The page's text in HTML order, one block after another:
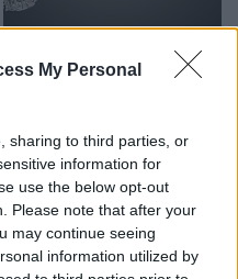
My Personal
sharing to third parties, or
information for
use the below opt-out
Please note that after your
may continue seeing
information utilized by
ÉKSZER, DRÁGAKŐ
bril. cca. 1,30 ct, 160
gyém. cca. 3,0 ct, 27,2 g
Kikiáltási ár:150 000
Aukció: